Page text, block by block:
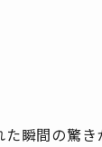
瞬間の驚